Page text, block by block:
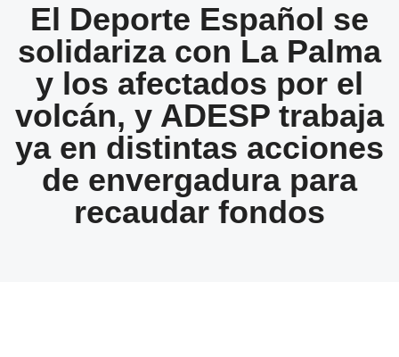
El Deporte Español se
solidariza con La Palma
y los afectados por el
volcán, y ADESP trabaja
ya en distintas acciones
de envergadura para
recaudar fondos